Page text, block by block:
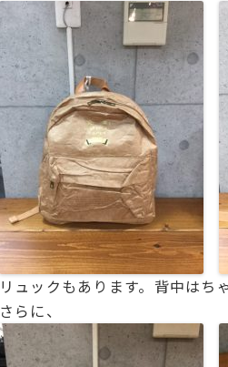
リュックもあります。背中はち
さらに、